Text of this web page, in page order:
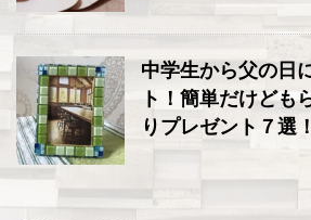
中学生から父の日
ト！簡単だけども
りプレゼント７選！